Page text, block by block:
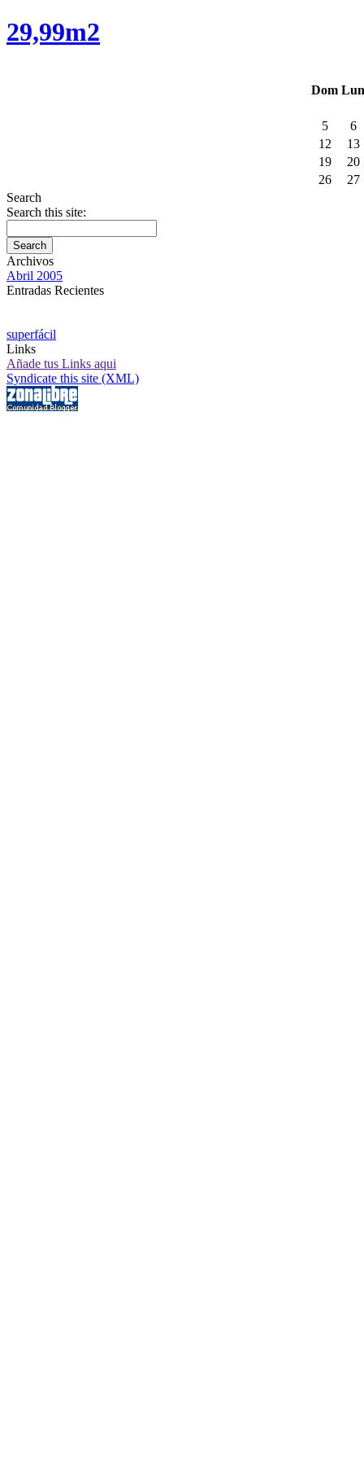
29,99m2
Dom Lun
5
6
12
13
19
20
26
27
Search
Search this site:
Archivos
Abril 2005
Entradas Recientes
superfácil
Links
Añade tus Links aqui
Syndicate this site (XML)